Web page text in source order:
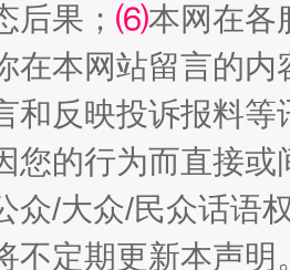
茂县开幕 规模
后果； ⑹本网在各
在本网站留言的内
和反映投诉报料
您的行为而直接
众/大众/民众话语
不定期更新本声明